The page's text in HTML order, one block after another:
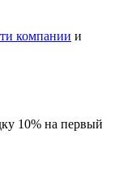
компании и
10% на первый